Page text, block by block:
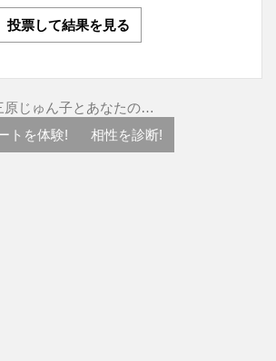
投票して結果を見る
原じゅん子とあなたの…
トを体験!
相性を診断!